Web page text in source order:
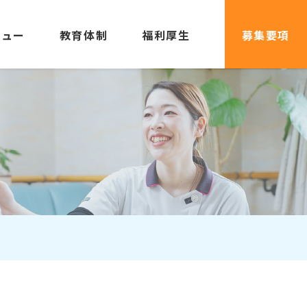
ー 教育体制 福利厚生 募集要項